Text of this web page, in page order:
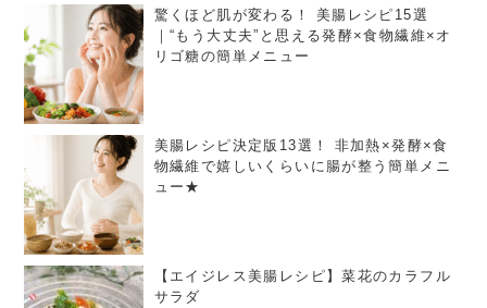
驚くほど肌が変わる！ 美腸レシピ15選
｜“もう大丈夫”と思える発酵×食物繊維×オ
リゴ糖の簡単メニュー
美腸レシピ決定版13選！ 非加熱×発酵×食
物繊維で嬉しいくらいに腸が整う簡単メニ
ュー★
【エイジレス美腸レシピ】菜花のカラフル
サラダ